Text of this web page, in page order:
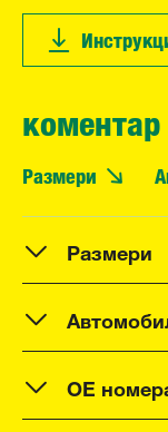
Размери
Размери
OE